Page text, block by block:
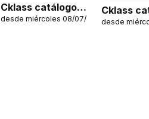
Cklass catálogo
Mooda
desde miércoles 08/07/2026
Cklass
desde